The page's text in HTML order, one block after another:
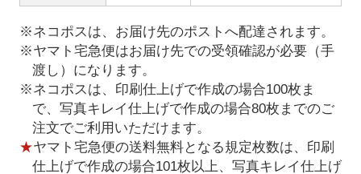
※ネコポスは、お届け先のポストへ配達されます。
※ヤマト宅急便はお届け先での受領確認が必要（手
渡し）になります。
※ネコポスは、印刷仕上げで作成の場合100枚ま
で、写真キレイ仕上げで作成の場合80枚までのご
注文でご利用いただけます。
★ヤマト宅急便の送料無料となる規定枚数は、印刷
仕上げで作成の場合101枚以上、写真キレイ仕上げ